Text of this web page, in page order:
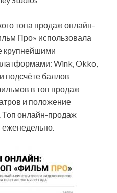
топа продаж онлайн-
Про» использовала
крупнейшими
Wink, Okko,
подсчёте баллов
в топ продаж
и положение
Топ онлайн-продаж